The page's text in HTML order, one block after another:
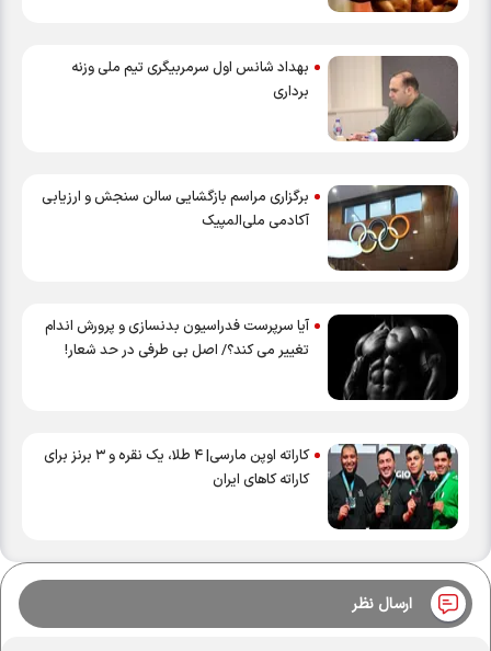
بهداد شانس اول سرمربیگری تیم ملی وزنه
برداری
برگزاری مراسم بازگشایی سالن سنجش و ارزیابی
آکادمی ملی‌المپیک
آيا سرپرست فدراسيون بدنسازی و پرورش اندام
تغيير می كند؟/ اصل بی طرفی در حد شعار!
کاراته اوپن مارسی| ۴ طلا، یک نقره و‌ ۳ برنز برای
کاراته کاهای ایران
ارسال نظر